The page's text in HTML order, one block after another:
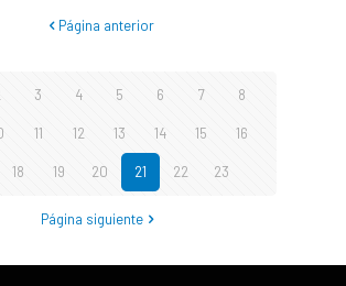
Página anterior
3 4 5 6 7 8
11 12 13 14 15 16
18 19 20 21 22 23
Página siguiente